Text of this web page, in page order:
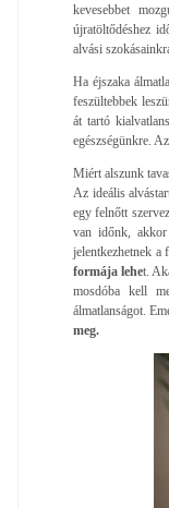
kevesebbet
újratöltődéshez
alvási
Ha éjszaka
feszültebbek
át tartó
egészségünkre.
Miért alszunk
Az ideális
egy felnőtt
van időnk, akkor
jelentkezhetnek a
formája lehet.
mosdóba kell
álmatlanságot.
meg.